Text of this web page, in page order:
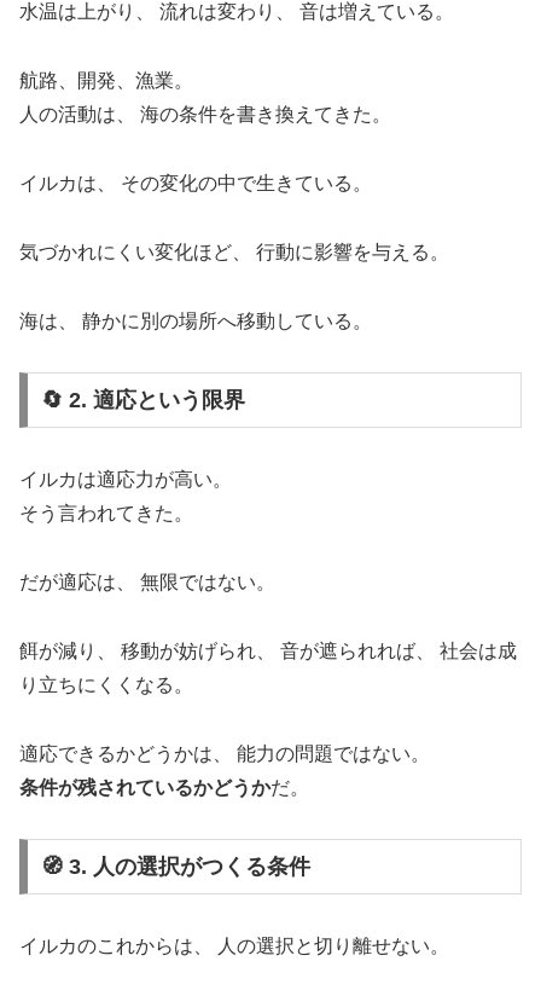
水温は上がり、 流れは変わり、 音は増えている。
航路、開発、漁業。
人の活動は、 海の条件を書き換えてきた。
イルカは、 その変化の中で生きている。
気づかれにくい変化ほど、 行動に影響を与える。
海は、 静かに別の場所へ移動している。
🔄 2. 適応という限界
イルカは適応力が高い。
そう言われてきた。
だが適応は、 無限ではない。
餌が減り、 移動が妨げられ、 音が遮られれば、 社会は成
り立ちにくくなる。
適応できるかどうかは、 能力の問題ではない。
条件が残されているかどうかだ。
🧭 3. 人の選択がつくる条件
イルカのこれからは、 人の選択と切り離せない。